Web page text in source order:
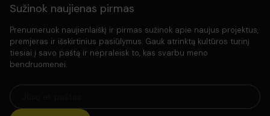
Sužinok naujienas pirmas
Prenumeruok naujienlaiškį ir pirmas sužinok apie naujus projektus,
premjeras ir išskirtinius pasiūlymus. Gauk atrinktą kultūros turinį
tiesiai į savo paštą ir nepraleisk to, kas svarbu meno
bendruomenei.